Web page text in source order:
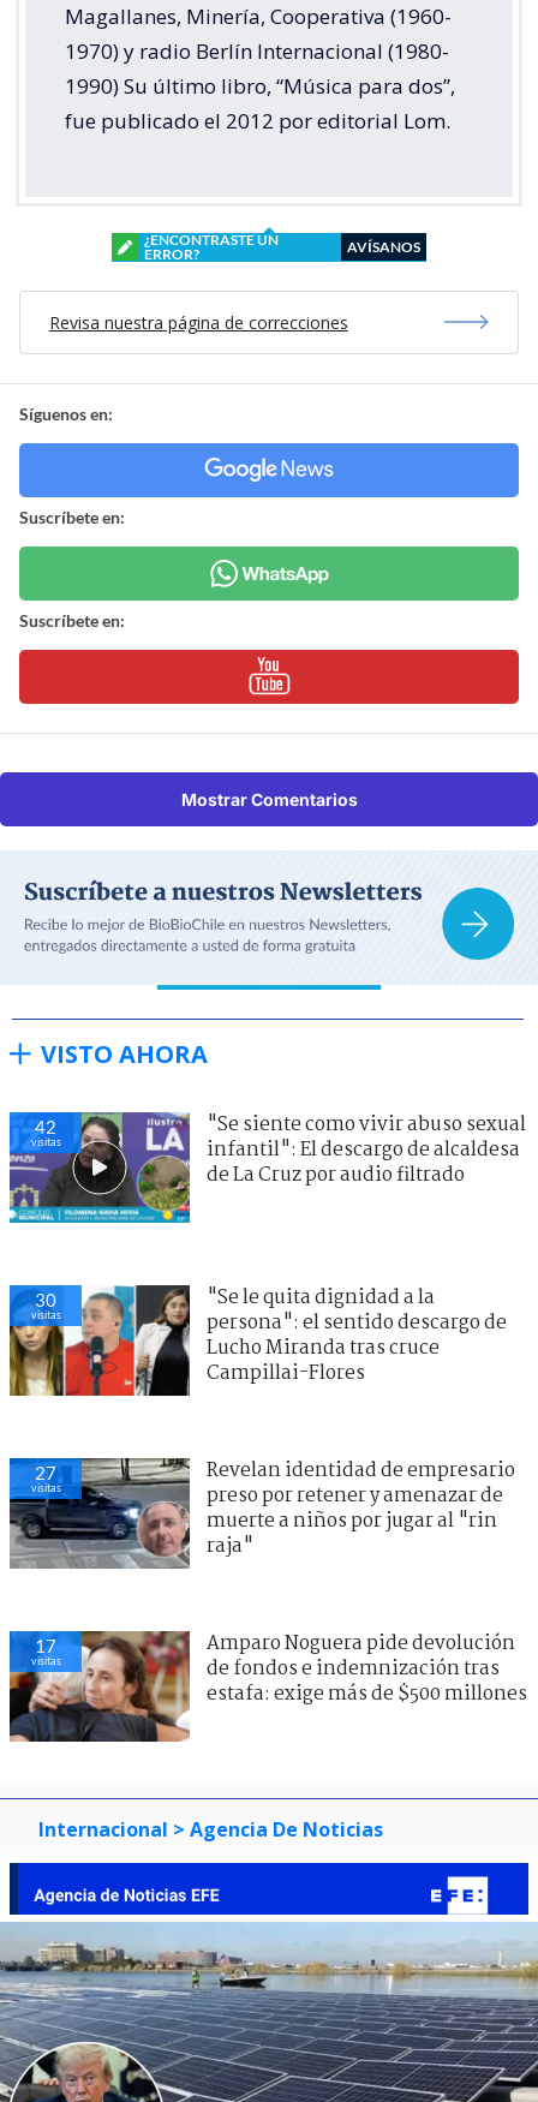
Magallanes, Minería, Cooperativa (1960-
1970) y radio Berlín Internacional (1980-
1990) Su último libro, “Música para dos”,
fue publicado el 2012 por editorial Lom.
¿ENCONTRASTE UN
ERROR?
AVÍSANOS
Revisa nuestra página de correcciones
Síguenos en:
Suscríbete en:
Suscríbete en:
Mostrar Comentarios
VISTO AHORA
42
visitas
"Se siente como vivir abuso sexual
infantil": El descargo de alcaldesa
de La Cruz por audio filtrado
30
visitas
"Se le quita dignidad a la
persona": el sentido descargo de
Lucho Miranda tras cruce
Campillai-Flores
27
visitas
Revelan identidad de empresario
preso por retener y amenazar de
muerte a niños por jugar al "rin
raja"
17
visitas
Amparo Noguera pide devolución
de fondos e indemnización tras
estafa: exige más de $500 millones
Internacional > Agencia De Noticias